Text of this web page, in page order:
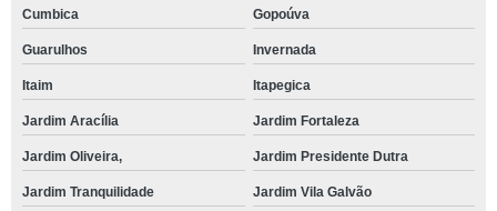
Cumbica Gopoúva
Guarulhos Invernada
Itaim Itapegica
Jardim Aracília Jardim Fortaleza
Jardim Oliveira, Jardim Presidente Dutra
Jardim Tranquilidade Jardim Vila Galvão